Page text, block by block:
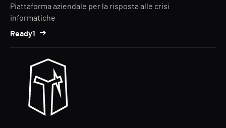
Piattaforma aziendale per la risposta alle crisi
informatiche
Ready1